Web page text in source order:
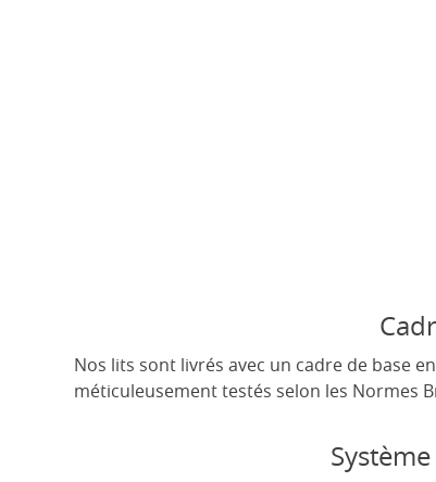
Nos lits sont livrés avec un cadre de base
méticuleusement testés selon les Normes